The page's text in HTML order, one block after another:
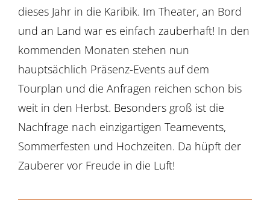
dieses Jahr in die Karibik. Im Theater, an Bord
und an Land war es einfach zauberhaft! In den
kommenden Monaten stehen nun
hauptsächlich Präsenz-Events auf dem
Tourplan und die Anfragen reichen schon bis
weit in den Herbst. Besonders groß ist die
Nachfrage nach einzigartigen Teamevents,
Sommerfesten und Hochzeiten. Da hüpft der
Zauberer vor Freude in die Luft!